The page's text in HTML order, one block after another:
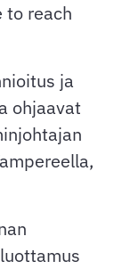
to reach
ja
ohjaavat